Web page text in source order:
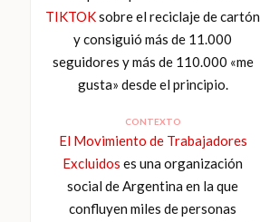
TIKTOKsobre el reciclaje de cartón
y consiguió más de 11.000
seguidores y más de 110.000 «me
gusta» desde el principio.
CONTEXTO
El Movimiento de Trabajadores
Excluidos es una organización
social de Argentina en la que
confluyen miles de personas